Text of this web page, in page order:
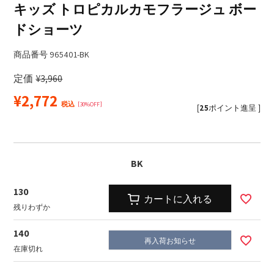
キッズ トロピカルカモフラージュ ボー
ドショーツ
商品番号 965401-BK
定価 ¥3,960
30%OFF
¥2,772 税込 [25ポイント進呈 ]
BK
130
残りわずか
カートに入れる
140
在庫切れ
再入荷お知らせ